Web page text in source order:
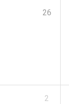
26
2